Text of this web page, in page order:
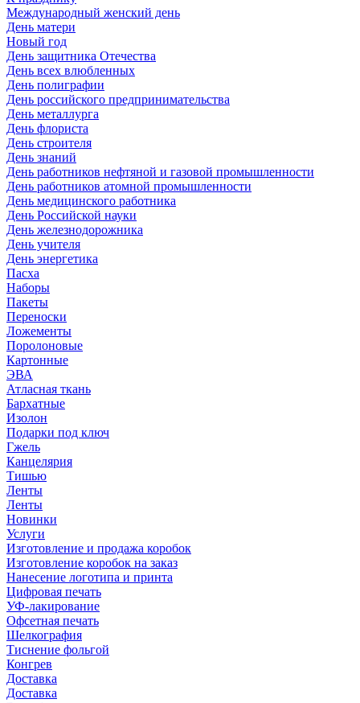
Международный женский день
День матери
Новый год
День защитника Отечества
День всех влюбленных
День полиграфии
День российского предпринимательства
День металлурга
День флориста
День строителя
День знаний
День работников нефтяной и газовой промышленности
День работников атомной промышленности
День медицинского работника
День Российской науки
День железнодорожника
День учителя
День энергетика
Пасха
Наборы
Пакеты
Переноски
Ложементы
Поролоновые
Картонные
ЭВА
Атласная ткань
Бархатные
Изолон
Подарки под ключ
Гжель
Канцелярия
Тишью
Ленты
Ленты
Новинки
Услуги
Изготовление и продажа коробок
Изготовление коробок на заказ
Нанесение логотипа и принта
Цифровая печать
УФ-лакирование
Офсетная печать
Шелкография
Тиснение фольгой
Конгрев
Доставка
Доставка